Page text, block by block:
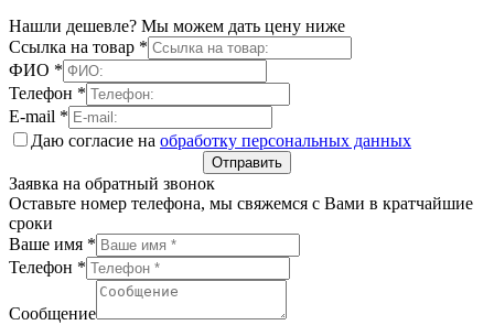
Нашли дешевле? Мы можем дать цену ниже
Ссылка на товар *
ФИО *
Телефон *
E-mail *
Даю согласие на обработку персональных данных
Отправить
Заявка на обратный звонок
Оставьте номер телефона, мы свяжемся с Вами в кратчайшие
сроки
Ваше имя *
Телефон *
Сообщение